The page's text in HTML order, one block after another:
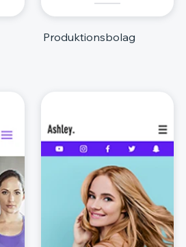
Produktionsbolag